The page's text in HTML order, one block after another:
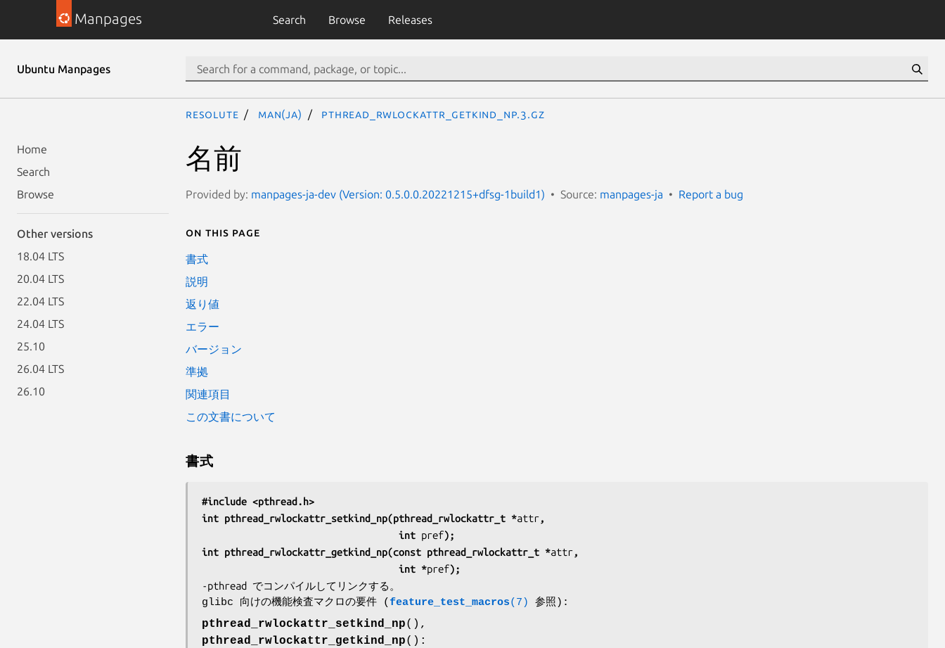
Manpages Search Browse Releases
Ubuntu Manpages
Home
Search
Browse
Other versions
18.04 LTS
20.04 LTS
22.04 LTS
24.04 LTS
25.10
26.04 LTS
26.10
resolute man(ja) pthread_rwlockattr_getkind_np.3.gz
名前
Provided by: manpages-ja-dev (Version: 0.5.0.0.20221215+dfsg-1build1) Source: manpages-ja Report a bug
On this page
書式
説明
返り値
エラー
バージョン
準拠
関連項目
この文書について
書式
#include <pthread.h>
int pthread_rwlockattr_setkind_np(pthread_rwlockattr_t *attr,
                                   int
pref);
int pthread_rwlockattr_getkind_np(const pthread_rwlockattr_t *attr,
                                   int *
pref);
-pthread でコンパイルしてリンクする。
glibc 向けの機能検査マクロの要件 (feature_test_macros(7) 参照):
pthread_rwlockattr_setkind_np(),
pthread_rwlockattr_getkind_np():